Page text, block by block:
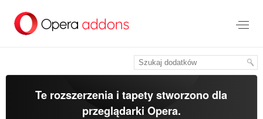
treści
Te rozszerzenia i tapety stworzono dla
przeglądarki Opera.